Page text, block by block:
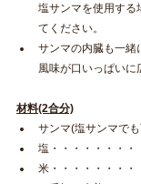
塩サンマを使用する
てください。
サンマの内臓も一緒
風味が口いっぱいに
材料(2合分)
サンマ(塩サンマで
塩・・・・・・・・
米・・・・・・・・